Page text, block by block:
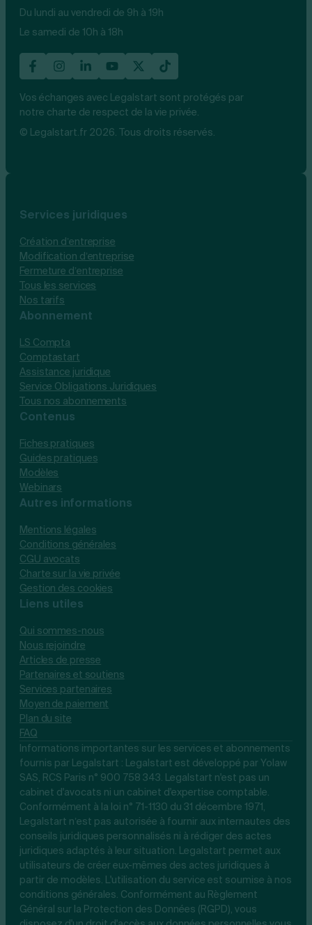
Du lundi au vendredi de 9h à 19h
Le samedi de 10h à 18h
Vos échanges avec Legalstart sont protégés par
notre charte de respect de la vie privée.
© Legalstart.fr 2026. Tous droits réservés.
Services juridiques
Création d’entreprise
Modification d’entreprise
Fermeture d’entreprise
Tous les services
Nos tarifs
Abonnement
LS Compta
Comptastart
Assistance juridique
Service Obligations Juridiques
Tous nos abonnements
Contenus
Fiches pratiques
Guides pratiques
Modèles
Webinars
Autres informations
Mentions légales
Conditions générales
CGU avocats
Charte sur la vie privée
Gestion des cookies
Liens utiles
Qui sommes-nous
Nous rejoindre
Articles de presse
Partenaires et soutiens
Services partenaires
Moyen de paiement
Plan du site
FAQ
Informations importantes sur les services et abonnements
fournis par Legalstart : Legalstart est développé par Yolaw
SAS, RCS Paris n° 900 758 343. Legalstart n'est pas un
cabinet d'avocats ni un cabinet d'expertise comptable.
Conformément à la loi n° 71-1130 du 31 décembre 1971,
Legalstart n’est pas autorisée à fournir aux internautes des
conseils juridiques personnalisés ni à rédiger des actes
juridiques adaptés à leur situation. Legalstart permet aux
utilisateurs de créer eux-mêmes des actes juridiques à
partir de modèles. L'utilisation du service est soumise à nos
conditions générales. Conformément au Règlement
Général sur la Protection des Données (RGPD), vous